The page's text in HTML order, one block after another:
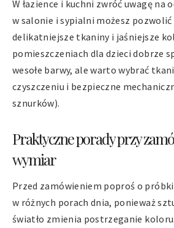
W łazience i kuchni zwróć uwagę na
w salonie i sypialni możesz pozwolić
delikatniejsze tkaniny i jaśniejsze
pomieszczeniach dla dzieci dobrze
wesołe barwy, ale warto wybrać
czyszczeniu i bezpieczne
sznurków).
Praktyczne porady przy
wymiar
Przed zamówieniem poproś o
w różnych porach dnia, ponieważ
światło zmienia postrzeganie